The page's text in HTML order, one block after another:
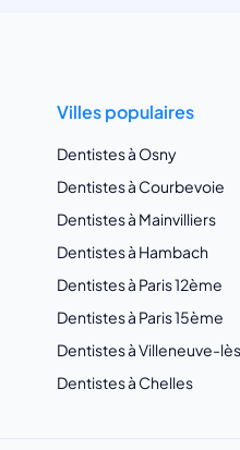
Villes populaires
Dentistes à Osny
Dentistes à Courbevoie
Dentistes à Mainvilliers
Dentistes à Hambach
Dentistes à Paris 12ème
Dentistes à Paris 15ème
Dentistes à Villeneuve-
Dentistes à Chelles